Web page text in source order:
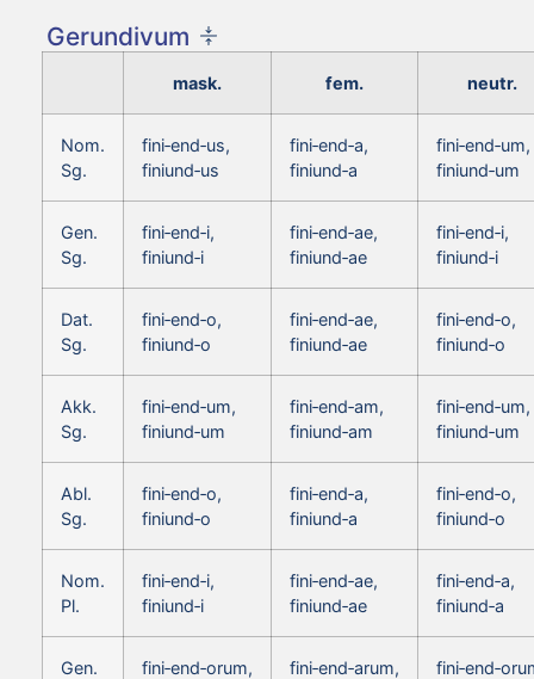
Gerundivum
mask. fem. neutr.
Nom.
Sg.
fini‑end‑us,
finiund‑us
fini‑end‑a,
finiund‑a
fini‑end‑um,
finiund‑um
Gen.
Sg.
fini‑end‑i,
finiund‑i
fini‑end‑ae,
finiund‑ae
fini‑end‑i,
finiund‑i
Dat.
Sg.
fini‑end‑o,
finiund‑o
fini‑end‑ae,
finiund‑ae
fini‑end‑o,
finiund‑o
Akk.
Sg.
fini‑end‑um,
finiund‑um
fini‑end‑am,
finiund‑am
fini‑end‑um,
finiund‑um
Abl.
Sg.
fini‑end‑o,
finiund‑o
fini‑end‑a,
finiund‑a
fini‑end‑o,
finiund‑o
Nom.
Pl.
fini‑end‑i,
finiund‑i
fini‑end‑ae,
finiund‑ae
fini‑end‑a,
finiund‑a
Gen.
fini‑end‑orum,
fini‑end‑arum,